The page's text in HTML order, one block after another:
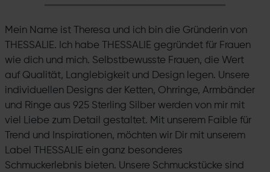
Mein Name ist Theresa und ich bin die Gründerin von
THESSALIE. Ich habe THESSALIE gegründet für Frauen
wie dich und mich. Selbstbewusste Frauen, die Wert
auf Qualität, Langlebigkeit und Design legen. Unsere
individuellen Designs der Ketten, Ohrringe, Armbänder
und Ringe aus 925 Sterling Silber werden von mir mit
viel Liebe zum Detail gestaltet. Mit unserem Faible für
Trend und Inspirationen, möchten wir Dir mit unserem
Label THESSALIE ein ganz besonderes
Schmuckerlebnis bieten. Unsere Schmuckstücke sind